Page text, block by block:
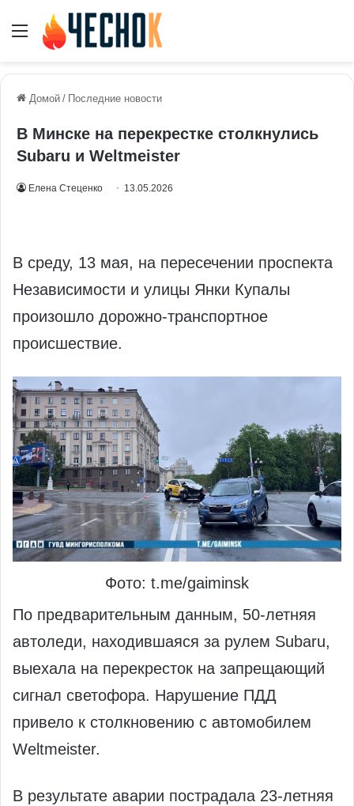
Меню
Домой / Последние новости
В Минске на перекрестке столкнулись
Subaru и Weltmeister
Елена Стеценко 13.05.2026
В среду, 13 мая, на пересечении проспекта
Независимости и улицы Янки Купалы
произошло дорожно‑транспортное
происшествие.
Фото: t.me/gaiminsk
По предварительным данным, 50‑летняя
автоледи, находившаяся за рулем Subaru,
выехала на перекресток на запрещающий
сигнал светофора. Нарушение ПДД
привело к столкновению с автомобилем
Weltmeister.
В результате аварии пострадала 23‑летняя